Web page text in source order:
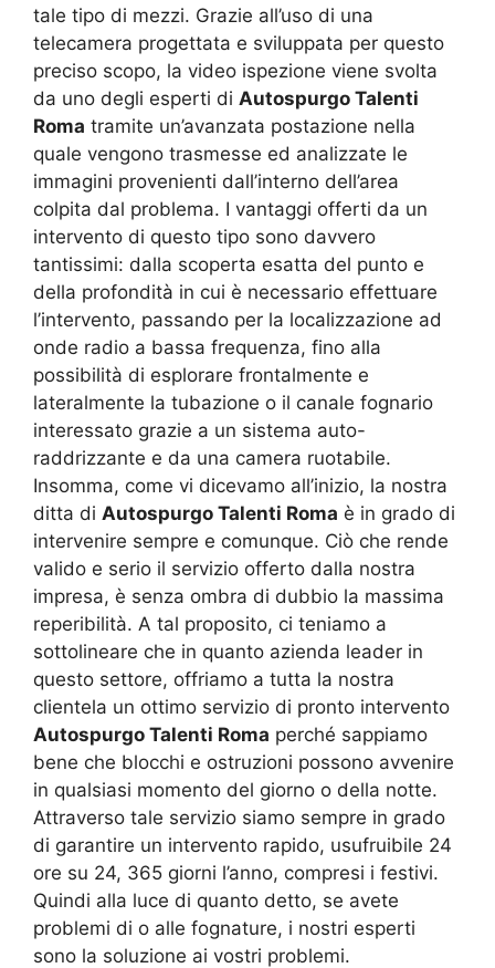
tale tipo di mezzi. Grazie all’uso di una
telecamera progettata e sviluppata per questo
preciso scopo, la video ispezione viene svolta
da uno degli esperti di Autospurgo Talenti
Roma tramite un’avanzata postazione nella
quale vengono trasmesse ed analizzate le
immagini provenienti dall’interno dell’area
colpita dal problema. I vantaggi offerti da un
intervento di questo tipo sono davvero
tantissimi: dalla scoperta esatta del punto e
della profondità in cui è necessario effettuare
l’intervento, passando per la localizzazione ad
onde radio a bassa frequenza, fino alla
possibilità di esplorare frontalmente e
lateralmente la tubazione o il canale fognario
interessato grazie a un sistema auto-
raddrizzante e da una camera ruotabile.
Insomma, come vi dicevamo all’inizio, la nostra
ditta di Autospurgo Talenti Roma è in grado di
intervenire sempre e comunque. Ciò che rende
valido e serio il servizio offerto dalla nostra
impresa, è senza ombra di dubbio la massima
reperibilità. A tal proposito, ci teniamo a
sottolineare che in quanto azienda leader in
questo settore, offriamo a tutta la nostra
clientela un ottimo servizio di pronto intervento
Autospurgo Talenti Roma perché sappiamo
bene che blocchi e ostruzioni possono avvenire
in qualsiasi momento del giorno o della notte.
Attraverso tale servizio siamo sempre in grado
di garantire un intervento rapido, usufruibile 24
ore su 24, 365 giorni l’anno, compresi i festivi.
Quindi alla luce di quanto detto, se avete
problemi di o alle fognature, i nostri esperti
sono la soluzione ai vostri problemi.